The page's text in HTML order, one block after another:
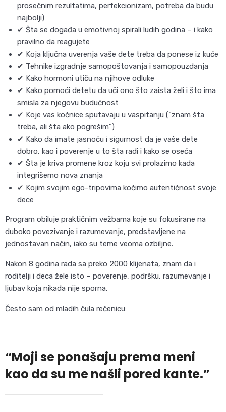
prosečnim rezultatima, perfekcionizam, potreba da budu
najbolji)
✔ Šta se događa u emotivnoj spirali ludih godina – i kako
pravilno da reagujete
✔ Koja ključna uverenja vaše dete treba da ponese iz kuće
✔ Tehnike izgradnje samopoštovanja i samopouzdanja
✔ Kako hormoni utiču na njihove odluke
✔ Kako pomoći detetu da uči ono što zaista želi i što ima
smisla za njegovu budućnost
✔ Koje vas kočnice sputavaju u vaspitanju (“znam šta
treba, ali šta ako pogrešim”)
✔ Kako da imate jasnoću i sigurnost da je vaše dete
dobro, kao i poverenje u to šta radi i kako se oseća
✔ Šta je kriva promene kroz koju svi prolazimo kada
integrišemo nova znanja
✔ Kojim svojim ego-tripovima kočimo autentičnost svoje
dece
Program obiluje praktičnim vežbama koje su fokusirane na
duboko povezivanje i razumevanje, predstavljene na
jednostavan način, iako su teme veoma ozbiljne.
Nakon 8 godina rada sa preko 2000 klijenata, znam da i
roditelji i deca žele isto – poverenje, podršku, razumevanje i
ljubav koja nikada nije sporna.
Često sam od mladih čula rečenicu:
“Moji se ponašaju prema meni
kao da su me našli pored kante.”